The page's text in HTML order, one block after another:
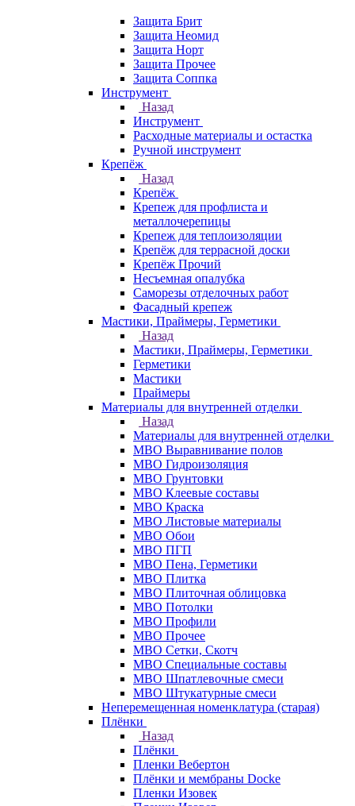
Защита Брит
Защита Неомид
Защита Норт
Защита Прочее
Защита Соппка
Инструмент
Назад
Инструмент
Расходные материалы и остастка
Ручной инструмент
Крепёж
Назад
Крепёж
Крепеж для профлиста и
металлочерепицы
Крепеж для теплоизоляции
Крепёж для террасной доски
Крепёж Прочий
Несъемная опалубка
Саморезы отделочных работ
Фасадный крепеж
Мастики, Праймеры, Герметики
Назад
Мастики, Праймеры, Герметики
Герметики
Мастики
Праймеры
Материалы для внутренней отделки
Назад
Материалы для внутренней отделки
МВО Выравнивание полов
МВО Гидроизоляция
МВО Грунтовки
МВО Клеевые составы
МВО Краска
МВО Листовые материалы
МВО Обои
МВО ПГП
МВО Пена, Герметики
МВО Плитка
МВО Плиточная облицовка
МВО Потолки
МВО Профили
МВО Прочее
МВО Сетки, Скотч
МВО Специальные составы
МВО Шпатлевочные смеси
МВО Штукатурные смеси
Неперемещенная номенклатура (старая)
Плёнки
Назад
Плёнки
Пленки Вебертон
Плёнки и мембраны Docke
Пленки Изовек